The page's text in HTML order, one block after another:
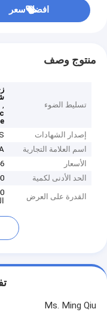
افضل سعر
منتوج وصف
تسليط الضوء
,
إصدار الشهادات
اسم العلامة التجارية
الأسعار
الحد الأدنى لكمية
القدرة على العرض
Ms. Ming Qiu